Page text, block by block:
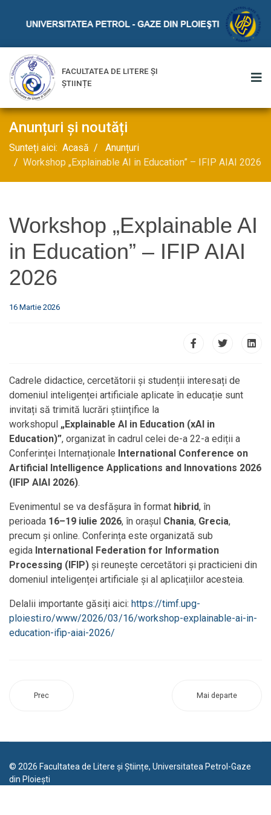
FACULTATEA DE LITERE ȘI
ȘTIINȚE
Anunțuri și noutăți
Sunteți aici: Acasă
Anunțuri
Workshop „Explainable AI in Education” – IFIP AIAI 2026
Workshop „Explainable AI
in Education” – IFIP AIAI
2026
16 Martie 2026
Cadrele didactice, cercetătorii și studenții interesați de
domeniul inteligenței artificiale aplicate în educație sunt
invitați să trimită lucrări științifice la
workshopul „Explainable AI in Education (xAI in
Education)”, organizat în cadrul celei de-a 22-a ediții a
Conferinței Internaționale International Conference on
Artificial Intelligence Applications and Innovations 2026
(IFIP AIAI 2026).
Evenimentul se va desfășura în format hibrid, în
perioada 16–19 iulie 2026, în orașul Chania, Grecia,
precum și online. Conferința este organizată sub
egida International Federation for Information
Processing (IFIP) și reunește cercetători și practicieni din
domeniul inteligenței artificiale și al aplicațiilor acesteia.
Delalii importante găsiți aici: https://timf.upg-
ploiesti.ro/www/2026/03/16/workshop-explainable-ai-in-
education-ifip-aiai-2026/
Prec Mai departe
© 2026 Facultatea de Litere și Științe, Universitatea Petrol-Gaze
din Ploiești